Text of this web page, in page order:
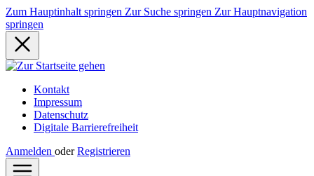
Zum Hauptinhalt springen Zur Suche springen Zur Hauptnavigation
springen
Kontakt
Impressum
Datenschutz
Digitale Barrierefreiheit
Anmelden oder Registrieren